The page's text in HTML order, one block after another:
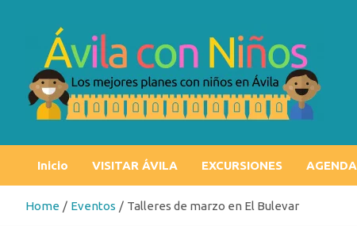
Inicio VISITAR ÁVILA EXCURSIONES AGENDA
Home Eventos Talleres de marzo en El Bulevar